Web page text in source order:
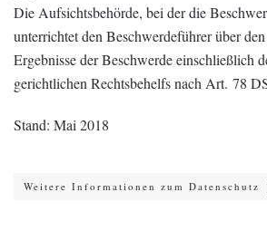
Die Aufsichtsbehörde, bei der die
unterrichtet den Beschwerdeführer über
Ergebnisse der Beschwerde einschließlich
gerichtlichen Rechtsbehelfs nach Art. 78
Stand: Mai 2018
Weitere Informationen zum Datenschutz